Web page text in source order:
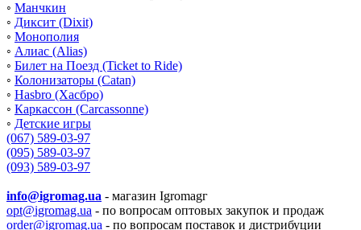
◦ Манчкин
◦ Диксит (Dixit)
◦ Монополия
◦ Алиас (Alias)
◦ Билет на Поезд (Ticket to Ride)
◦ Колонизаторы (Catan)
◦ Hasbro (Хасбро)
◦ Каркассон (Carcassonne)
◦ Детские игры
(067) 589-03-97
(095) 589-03-97
(093) 589-03-97
info@igromag.ua - магазин Igromagг
opt@igromag.ua - по вопросам оптовых закупок и продаж
order@igromag.ua - по вопросам поставок и дистрибуции